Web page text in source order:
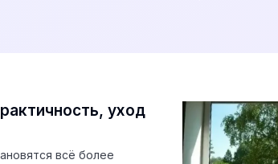
уход
всё более